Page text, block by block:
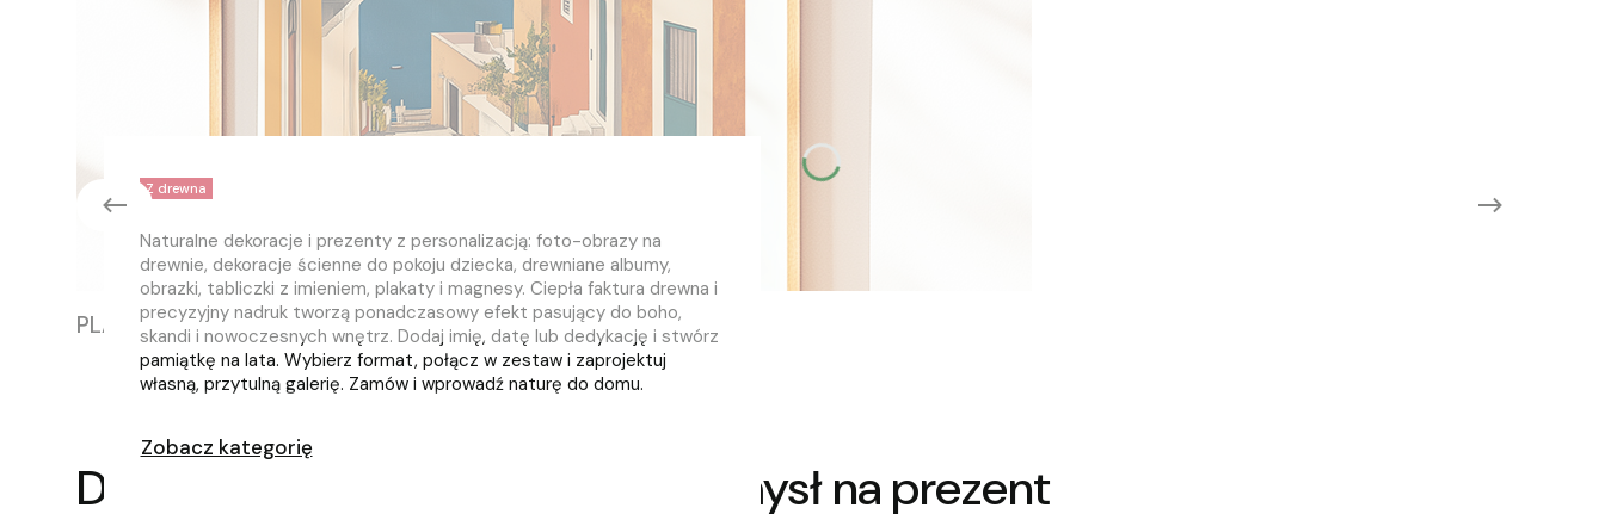
PLAKATY
Drewniane, personalizowane pomysł na prezent
Z drewna
Naturalne dekoracje i prezenty z personalizacją: foto-obrazy na
drewnie, dekoracje ścienne do pokoju dziecka, drewniane albumy,
obrazki, tabliczki z imieniem, plakaty i magnesy. Ciepła faktura drewna i
precyzyjny nadruk tworzą ponadczasowy efekt pasujący do boho,
skandi i nowoczesnych wnętrz. Dodaj imię, datę lub dedykację i stwórz
pamiątkę na lata. Wybierz format, połącz w zestaw i zaprojektuj
własną, przytulną galerię. Zamów i wprowadź naturę do domu.
Zobacz kategorię